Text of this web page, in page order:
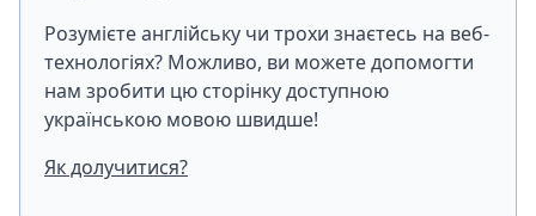
Розумієте англійську чи трохи знаєтесь на веб-
технологіях? Можливо, ви можете допомогти
нам зробити цю сторінку доступною
українською мовою швидше!
Як долучитися?